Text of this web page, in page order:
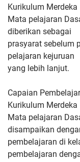
Kurikulum Merdeka
Mata pelajaran
diberikan sebagai
prasyarat sebelum
pelajaran kejuruan
yang lebih lanjut.
Capaian
Kurikulum Merdeka
Mata pelajaran
disampaikan
pembelajaran di
pembelajaran